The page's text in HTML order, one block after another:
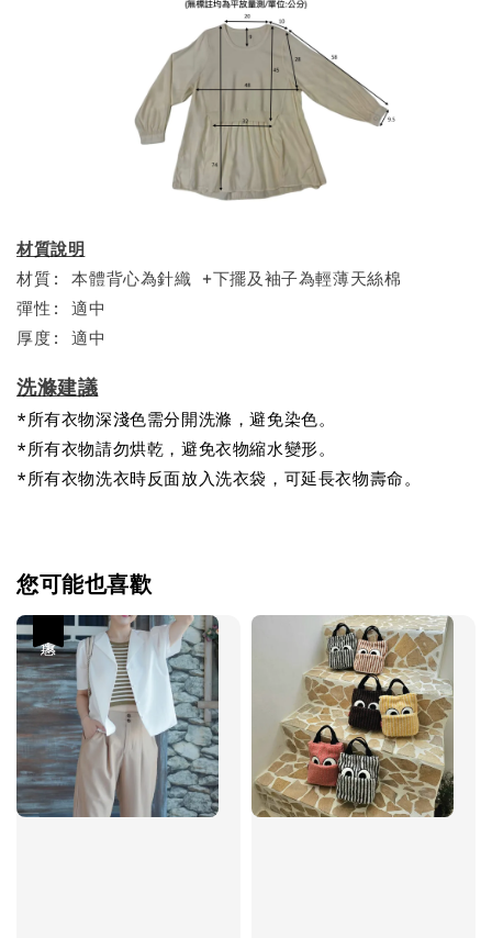
材質說明
材質: 本體背心為針織 +下擺及袖子為輕薄天絲棉
彈性: 適中
厚度: 適中
洗滌建議
*所有衣物深淺色需分開洗滌，避免染色。
*所有衣物請勿烘乾，避免衣物縮水變形。
*所有衣物洗衣時反面放入洗衣袋，可延長衣物壽命。
您可能也喜歡